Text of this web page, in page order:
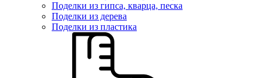
Поделки из гипса, кварца, песка
Поделки из дерева
Поделки из пластика